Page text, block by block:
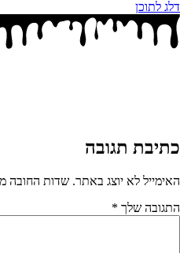
דלג לתוכן
כתיבת תגובה
האימייל לא יוצג באתר. שדות החובה
התגובה שלך *